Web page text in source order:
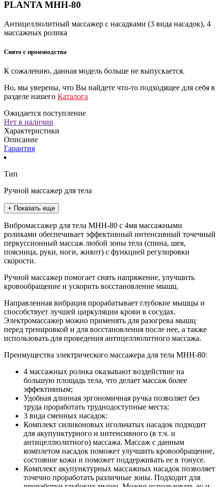
PLANTA MHH-80
Антицеллюлитный массажер с насадками (3 вида насадок), 4
массажных ролика
Снято с производства
К сожалению, данная модель больше не выпускается.
Но, мы уверены, что Вы найдете что-то подходящее для себя в
разделе нашего Каталога
Ожидается поступление
Нет в наличии
Характеристики
Описание
Гарантия
Тип
Ручной массажер для тела
+ Показать еще
Вибромассажер для тела MHH-80 с 4мя массажными
роликами обеспечивает эффективный интенсивный точечный
перкуссионный массаж любой зоны тела (спина, шея,
поясница, руки, ноги, живот) с функцией регулировки
скорости.
Ручной массажер помогает снять напряжение, улучшить
кровообращение и ускорить восстановление мышц.
Направленная вибрация прорабатывает глубокие мышцы и
способствует лучшей циркуляции крови в сосудах.
Электромассажер можно применять для разогрева мышц
перед тренировкой и для восстановления после нее, а также
использовать для проведения антицеллюлитного массажа.
Преимущества электрического массажера для тела MHH-80:
4 массажных ролика оказывают воздействие на
большую площадь тела, что делает массаж более
эффективным;
Удобная длинная эргономичная ручка позволяет без
труда проработать труднодоступные места;
3 вида сменных насадок:
Комплект силиконовых игольчатых насадок подходит
для акупунктурного и интенсивного (в т.ч. и
антицеллюлитного) массажа. Массаж с данным
комплетом насадок поможет улучшить кровообращение,
состояние кожи и поможет поддерживать ее в тонусе.
Комплект акупунктурных массажных насадок позволяет
точечно проработать различные зоны. Подходит для